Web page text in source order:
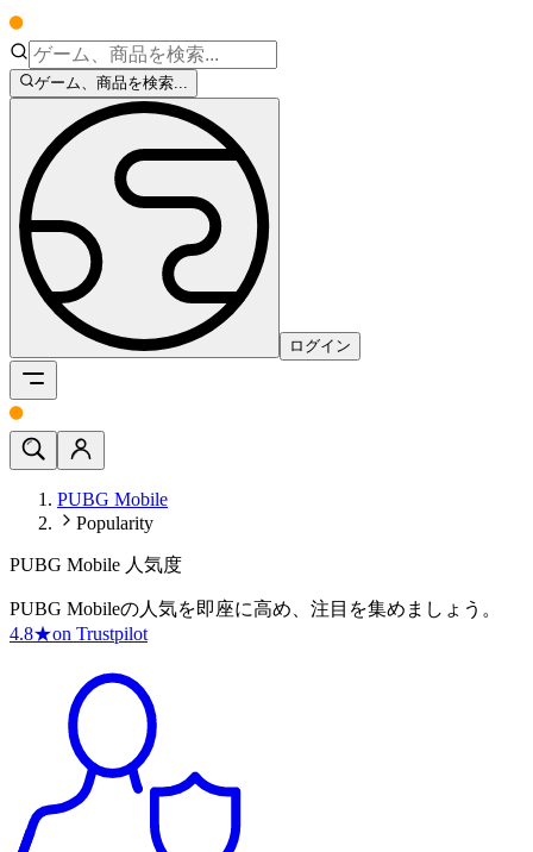
ゲーム、商品を検索...
ログイン
PUBG Mobile
Popularity
PUBG Mobile 人気度
PUBG Mobileの人気を即座に高め、注目を集めましょう。
4.8★on Trustpilot